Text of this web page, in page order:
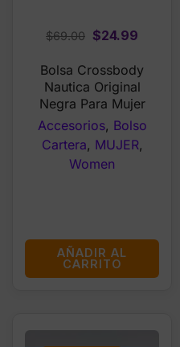
$69.00 Original
was:
$69.00.
$24.99
is:
$24.99.
Bolsa Crossbody
Nautica Original
Negra Para Mujer
Accesorios, Bolso
Cartera, MUJER,
Women
AÑADIR AL
CARRITO